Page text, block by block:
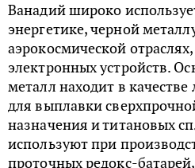
Ванадий широко
энергетике, черной
аэрокосмической
электронных устройств.
металл находит в
для выплавки
назначения и титановых
используют при
проточных редокс-